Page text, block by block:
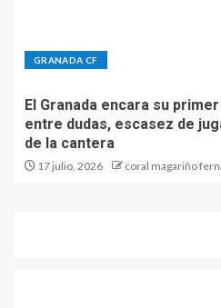
GRANADA CF
El Granada encara su
entre dudas, escasez de
de la cantera
17 julio, 2026 coral magariño